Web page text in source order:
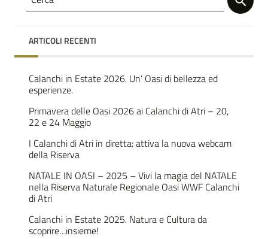
ARTICOLI RECENTI
Calanchi in Estate 2026. Un’ Oasi di bellezza ed
esperienze.
Primavera delle Oasi 2026 ai Calanchi di Atri – 20,
22 e 24 Maggio
I Calanchi di Atri in diretta: attiva la nuova webcam
della Riserva
NATALE IN OASI – 2025 – Vivi la magia del NATALE
nella Riserva Naturale Regionale Oasi WWF Calanchi
di Atri
Calanchi in Estate 2025. Natura e Cultura da
scoprire…insieme!